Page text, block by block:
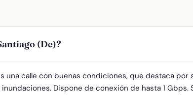
(De)?
una calle con buenas condiciones, que destaca
Dispone de conexión de hasta 1 Gbps.